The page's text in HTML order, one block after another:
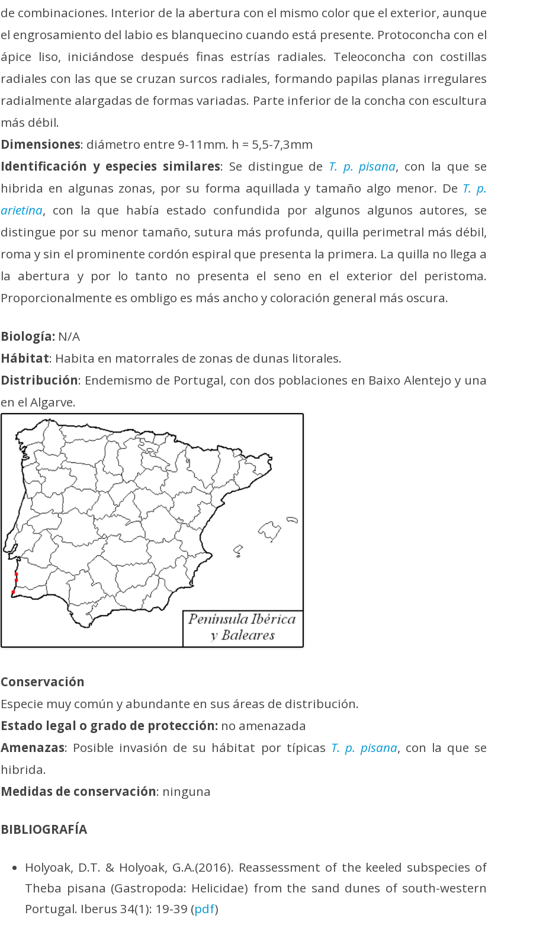
de combinaciones. Interior de la abertura con el mismo color que el exterior, aunque
el engrosamiento del labio es blanquecino cuando está presente. Protoconcha con el
ápice liso, iniciándose después finas estrías radiales. Teleoconcha con costillas
radiales con las que se cruzan surcos radiales, formando papilas planas irregulares
radialmente alargadas de formas variadas. Parte inferior de la concha con escultura
más débil.
Dimensiones: diámetro entre 9-11mm. h = 5,5-7,3mm
Identificación y especies similares: Se distingue de T. p. pisana, con la que se
hibrida en algunas zonas, por su forma aquillada y tamaño algo menor. De T. p.
arietina, con la que había estado confundida por algunos algunos autores, se
distingue por su menor tamaño, sutura más profunda, quilla perimetral más débil,
roma y sin el prominente cordón espiral que presenta la primera. La quilla no llega a
la abertura y por lo tanto no presenta el seno en el exterior del peristoma.
Proporcionalmente es ombligo es más ancho y coloración general más oscura.
Biología: N/A
Hábitat: Habita en matorrales de zonas de dunas litorales.
Distribución: Endemismo de Portugal, con dos poblaciones en Baixo Alentejo y una
en el Algarve.
Conservación
Especie muy común y abundante en sus áreas de distribución.
Estado legal o grado de protección: no amenazada
Amenazas: Posible invasión de su hábitat por típicas T. p. pisana, con la que se
hibrida.
Medidas de conservación: ninguna
BIBLIOGRAFÍA
Holyoak, D.T. & Holyoak, G.A.(2016). Reassessment of the keeled subspecies of
Theba pisana (Gastropoda: Helicidae) from the sand dunes of south-western
Portugal. Iberus 34(1): 19-39 (pdf)